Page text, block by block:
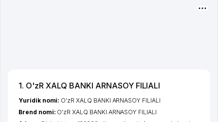
1. O'zR XALQ BANKI ARNASOY FILIALI
Yuridik nomi: O'zR XALQ BANKI ARNASOY FILIALI
Brend nomi: O'zR XALQ BANKI ARNASOY FILIALI